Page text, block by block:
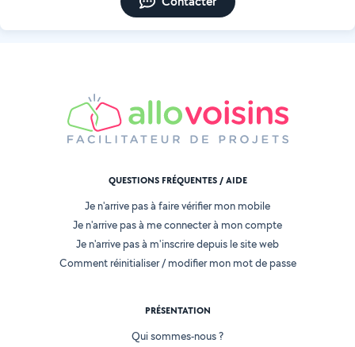
QUESTIONS FRÉQUENTES / AIDE
Je n'arrive pas à faire vérifier mon mobile
Je n'arrive pas à me connecter à mon compte
Je n'arrive pas à m'inscrire depuis le site web
Comment réinitialiser / modifier mon mot de passe
PRÉSENTATION
Qui sommes-nous ?